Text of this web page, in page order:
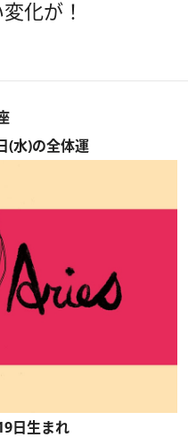
化が！
(水)の全体運
日生まれ